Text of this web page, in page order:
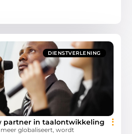
DIENSTVERLENING
partner in taalontwikkeling
globaliseert, wordt